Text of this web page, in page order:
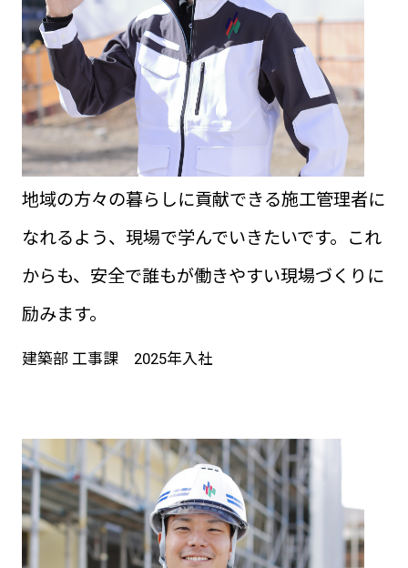
地域の方々の暮らしに貢献できる施工管理者に
なれるよう、現場で学んでいきたいです。これ
からも、安全で誰もが働きやすい現場づくりに
励みます。
建築部 工事課 2025年入社